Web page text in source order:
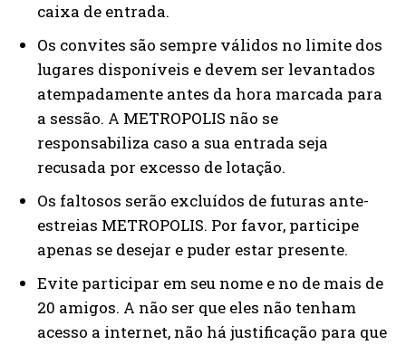
caixa de entrada.
Os convites são sempre válidos no limite dos
lugares disponíveis e devem ser levantados
atempadamente antes da hora marcada para
a sessão. A METROPOLIS não se
responsabiliza caso a sua entrada seja
recusada por excesso de lotação.
Os faltosos serão excluídos de futuras ante-
estreias METROPOLIS. Por favor, participe
apenas se desejar e puder estar presente.
Evite participar em seu nome e no de mais de
20 amigos. A não ser que eles não tenham
acesso a internet, não há justificação para que